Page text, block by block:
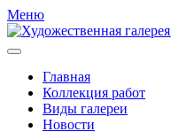
Меню
Главная
Коллекция работ
Виды галереи
Новости